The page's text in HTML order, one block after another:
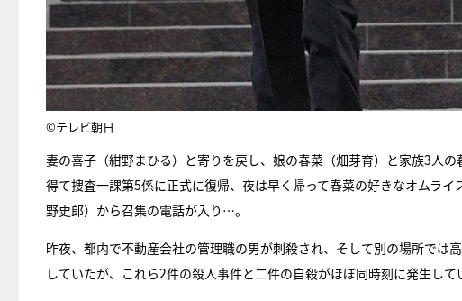
©テレビ朝日
妻の喜子（紺野まひる）と寄りを戻し、娘の春菜（畑芽育）と家族3人
得て捜査一課第5係に正式に復帰、夜は早く帰って春菜の好きなオムラ
野史郎）から召集の電話が入り…。
昨夜、都内で不動産会社の管理職の男が刺殺され、そして別の場所では
していたが、これら2件の殺人事件と二件の自殺がほぼ同時刻に発生して